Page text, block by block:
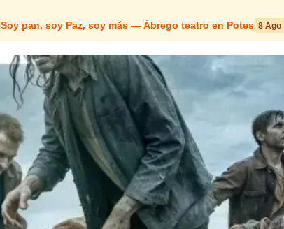
Soy pan, soy Paz, soy más — Ábrego teatro en Potes 8 Ago